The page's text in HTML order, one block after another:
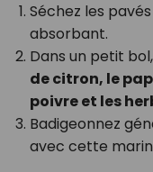
Séchez les
absorbant.
Dans un petit
de citron, le
poivre et les
Badigeonnez
avec cette